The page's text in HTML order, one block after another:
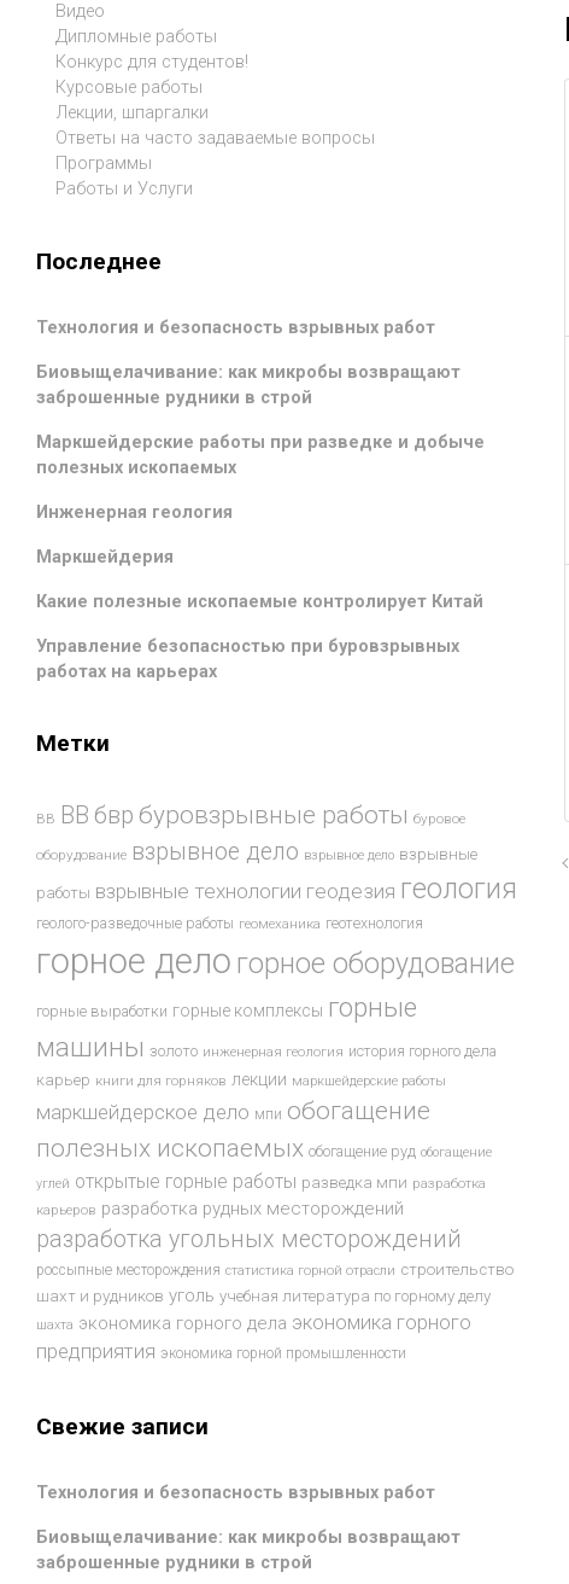
Видео
Дипломные работы
Конкурс для студентов!
Курсовые работы
Лекции, шпаргалки
Ответы на часто задаваемые вопросы
Программы
Работы и Услуги
Последнее
Технология и безопасность взрывных работ
Биовыщелачивание: как микробы возвращают
заброшенные рудники в строй
Маркшейдерские работы при разведке и добыче
полезных ископаемых
Инженерная геология
Маркшейдерия
Какие полезные ископаемые контролирует Китай
Управление безопасностью при буровзрывных
работах на карьерах
Метки
ВВ ВВ бвр буровзрывные работы буровое
оборудование взрывное дело взрывное дело взрывные
работы взрывные технологии геодезия геология
геолого-разведочные работы геомеханика геотехнология
горное дело горное оборудование
горные выработки горные комплексы горные
машины золото инженерная геология история горного дела
карьер книги для горняков лекции маркшейдерские работы
маркшейдерское дело мпи обогащение
полезных ископаемых обогащение руд обогащение
углей открытые горные работы разведка мпи разработка
карьеров разработка рудных месторождений
разработка угольных месторождений
россыпные месторождения статистика горной отрасли строительство
шахт и рудников уголь учебная литература по горному делу
шахта экономика горного дела экономика горного
предприятия экономика горной промышленности
Свежие записи
Технология и безопасность взрывных работ
Биовыщелачивание: как микробы возвращают
заброшенные рудники в строй